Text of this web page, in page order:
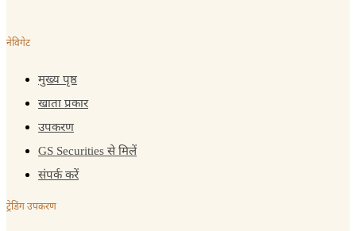
नेविगेट
मुख्य पृष्ठ
खाता प्रकार
उपकरण
GS Securities से मिलें
संपर्क करें
ट्रेडिंग उपकरण